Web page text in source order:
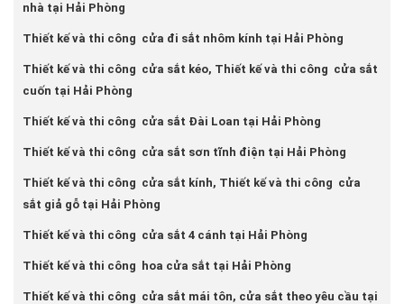
nhà tại Hải Phòng
Thiết kế và thi công cửa đi sắt nhôm kính tại Hải Phòng
Thiết kế và thi công cửa sắt kéo, Thiết kế và thi công cửa sắt
cuốn tại Hải Phòng
Thiết kế và thi công cửa sắt Đài Loan tại Hải Phòng
Thiết kế và thi công cửa sắt sơn tĩnh điện tại Hải Phòng
Thiết kế và thi công cửa sắt kính, Thiết kế và thi công cửa
sắt giả gỗ tại Hải Phòng
Thiết kế và thi công cửa sắt 4 cánh tại Hải Phòng
Thiết kế và thi công hoa cửa sắt tại Hải Phòng
Thiết kế và thi công cửa sắt mái tôn, cửa sắt theo yêu cầu tại